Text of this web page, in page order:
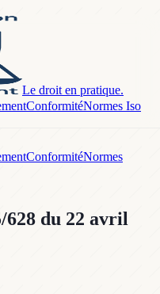
Le droit en pratique.
ConformitéNormes Iso
ConformitéNormes
628 du 22 avril